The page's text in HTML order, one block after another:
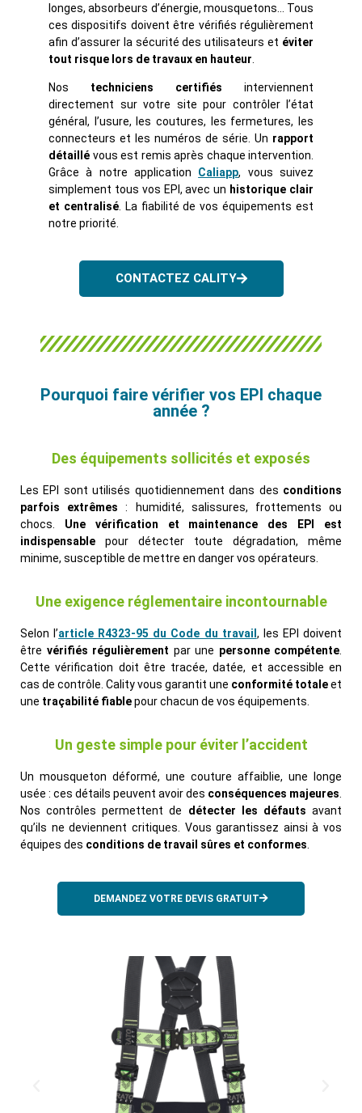
longes, absorbeurs d’énergie, mousquetons… Tous
ces dispositifs doivent être vérifiés régulièrement
afin d’assurer la sécurité des utilisateurs et éviter
tout risque lors de travaux en hauteur
Nos techniciens certifiés interviennent
directement sur votre site pour contrôler l’état
général, l’usure, les coutures, les fermetures, les
connecteurs et les numéros de série. Un rapport
détaillé vous est remis après chaque intervention.
Grâce à notre application Caliapp, vous suivez
simplement tous vos EPI, avec un historique clair
et centralisé. La fiabilité de vos équipements est
notre priorité.
CONTACTEZ CALITY
Pourquoi faire vérifier vos EPI chaque
année ?
Des équipements sollicités et exposés
Les EPI sont utilisés quotidiennement dans des conditions
parfois extrêmes : humidité, salissures, frottements ou
chocs. Une vérification et maintenance des EPI est
indispensable pour détecter toute dégradation, même
minime, susceptible de mettre en danger vos opérateurs.
Une exigence réglementaire incontournable
Selon l’article R4323-95 du Code du travail , les EPI doivent
être vérifiés régulièrement par une personne compétente
Cette vérification doit être tracée, datée, et accessible en
cas de contrôle. Cality vous garantit une conformité totaleet
une traçabilité fiablepour chacun de vos équipements.
Un geste simple pour éviter l’accident
Un mousqueton déformé, une couture affaiblie, une longe
usée : ces détails peuvent avoir des conséquences majeures.
Nos contrôles permettent de détecter les défauts avant
qu’ils ne deviennent critiques. Vous garantissez ainsi à vos
équipes des conditions de travail sûres et conformes.
DEMANDEZ VOTRE DEVIS GRATUIT